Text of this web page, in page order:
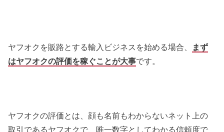
ヤフオクを販路とする輸入ビジネスを始める場合、
まず
はヤフオクの評価を稼ぐことが大事です。
ヤフオクの評価とは、顔も名前もわからないネット上の
取引であるヤフオクで、唯一数字としてわかる信頼度で